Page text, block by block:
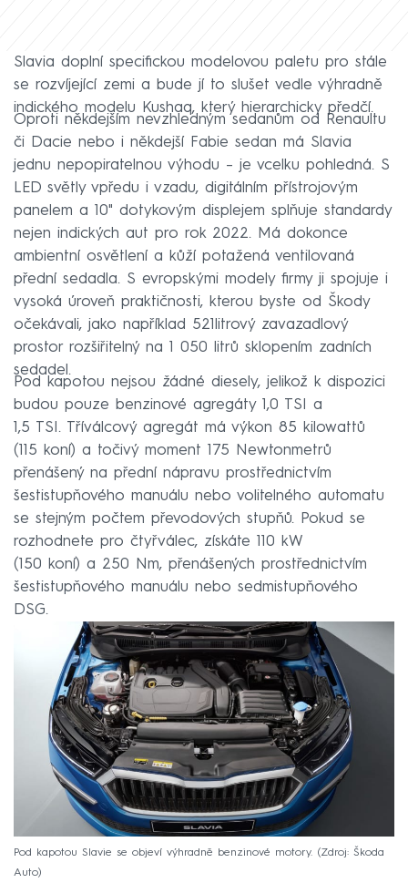
Slavia doplní specifickou modelovou paletu pro stále
se rozvíjející zemi a bude jí to slušet vedle výhradně
indického modelu Kushaq, který hierarchicky předčí.
Oproti někdejším nevzhledným sedanům od Renaultu
či Dacie nebo i někdejší Fabie sedan má Slavia
jednu nepopiratelnou výhodu – je vcelku pohledná. S
LED světly vpředu i vzadu, digitálním přístrojovým
panelem a 10" dotykovým displejem splňuje standardy
nejen indických aut pro rok 2022. Má dokonce
ambientní osvětlení a kůží potažená ventilovaná
přední sedadla. S evropskými modely firmy ji spojuje i
vysoká úroveň praktičnosti, kterou byste od Škody
očekávali, jako například 521litrový zavazadlový
prostor rozšiřitelný na 1 050 litrů sklopením zadních
sedadel.
Pod kapotou nejsou žádné diesely, jelikož k dispozici
budou pouze benzinové agregáty 1,0 TSI a
1,5 TSI. Tříválcový agregát má výkon 85 kilowattů
(115 koní) a točivý moment 175 Newtonmetrů
přenášený na přední nápravu prostřednictvím
šestistupňového manuálu nebo volitelného automatu
se stejným počtem převodových stupňů. Pokud se
rozhodnete pro čtyřválec, získáte 110 kW
(150 koní) a 250 Nm, přenášených prostřednictvím
šestistupňového manuálu nebo sedmistupňového
DSG.
Pod kapotou Slavie se objeví výhradně benzinové motory.
Zdroj: Škoda
Auto